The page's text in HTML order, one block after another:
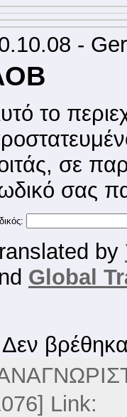
-
το
σε
σας
by
Global
Δεν
Link: